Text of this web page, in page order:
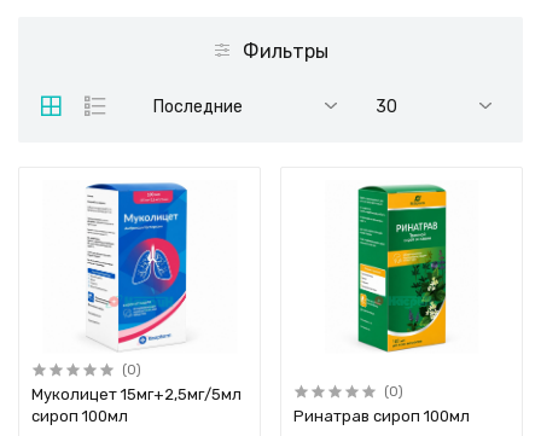
Фильтры
Последние 30
(0)
Муколицет 15мг+2,5мг/5мл
сироп 100мл
(0)
Ринатрав сироп 100мл